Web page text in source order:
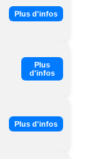
Plus d'infos
Plus
d'infos
Plus d'infos